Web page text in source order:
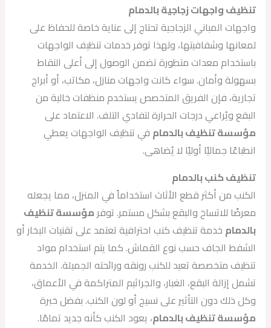
تنظيف واجهات زجاجية بالدمام
واجهات المباني الزجاجية تحتاج إلى عناية خاصة للحفاظ على
لمعانها وشفافيتها، ولهذا توفر خدمات تنظيف الواجهات
باستخدام معدات متطورة تضمن الوصول إلى أعلى النقاط
بسهولة وأمان. سواء كانت واجهات منازل، مكاتب، أو أبراج
تجارية، فإن الفريق المتخصص يستخدم منظفات خالية من
البقع ويُراعي درجات الحرارة لتفادي التلف. الاعتماد على
مؤسسة تنظيف بالدمام في تنظيف الواجهات يعطي
انطباعًا جماليًا أوليًا لا يُضاهى.
تنظيف كنب بالدمام
الكنب من أكثر قطع الأثاث استخداماً في المنزل، مما يجعله
معرضًا للاتساخ والبقع بشكل مستمر. توفرمؤسسة تنظيف
بالدمام خدمة تنظيف كنب احترافية تعتمد على تقنيات البخار أو
الشفط الجاف حسب نوع القماش. كما يتم استخدام مواد
تنظيف متخصصة تعيد للكنب رونقه ورائحته الجميلة. الخدمة
تشمل إزالة البقع، الغبار، والجراثيم المتراكمة في الأعماق،
وكل ذلك دون التأثير على نسيج أو لون الكنب. بفضل خبرة
مؤسسة تنظيف بالدمام، يعود الكنب كأنه جديد تمامًا.